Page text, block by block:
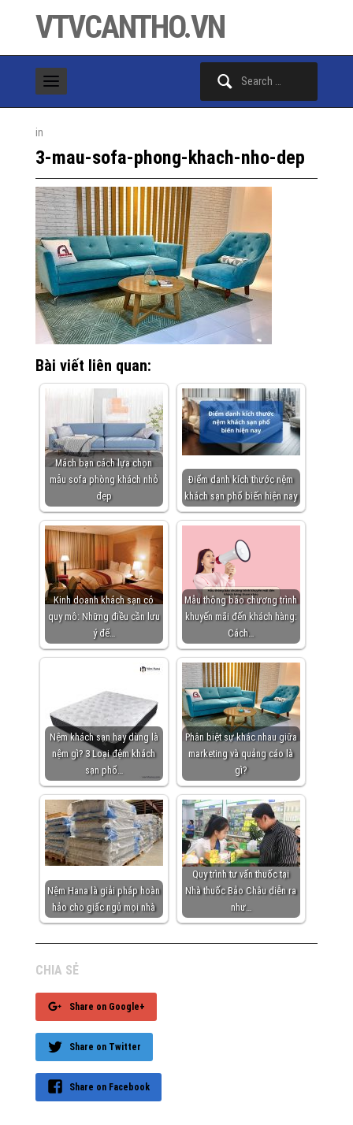
VTVCANTHO.VN
in
3-mau-sofa-phong-khach-nho-dep
Bài viết liên quan:
Mách bạn cách lựa chọn
mẫu sofa phòng khách nhỏ
đẹp
Điểm danh kích thước nệm
khách sạn phổ biến hiện nay
Kinh doanh khách sạn có
quy mô: Những điều cần lưu
ý để…
Mẫu thông báo chương trình
khuyến mãi đến khách hàng:
Cách…
Nệm khách sạn hay dùng là
nệm gì? 3 Loại đệm khách
sạn phổ…
Phân biệt sự khác nhau giữa
marketing và quảng cáo là
gì?
Nệm Hana là giải pháp hoàn
hảo cho giấc ngủ mọi nhà
Quy trình tư vấn thuốc tại
Nhà thuốc Bảo Châu diễn ra
như…
CHIA SẺ
Share on Google+
Share on Twitter
Share on Facebook